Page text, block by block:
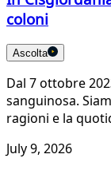
coloni
Ascolta
Dal 7 ottobre
sanguinosa.
ragioni e la
July 9, 2026